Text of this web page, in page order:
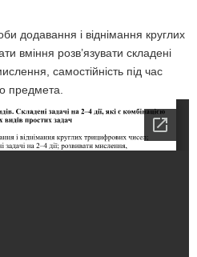
додавання і віднімання круглих
вміння розв’язувати складені
самостійність під час
предмета.